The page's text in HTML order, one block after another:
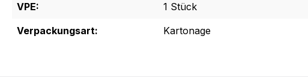
VPE:
1 Stück
Verpackungsart:
Kartonage